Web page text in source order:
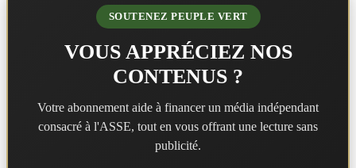
SOUTENEZ PEUPLE VERT
VOUS APPRÉCIEZ NOS
CONTENUS ?
Votre abonnement aide à financer un média indépendant
consacré à l'ASSE, tout en vous offrant une lecture sans
publicité.